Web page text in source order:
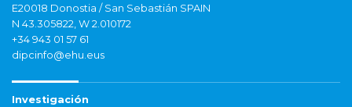
E20018 Donostia / San Sebastián SPAIN
N 43.305822, W 2.010172
+34 943 01 57 61
dipcinfo@ehu.eus
Investigación